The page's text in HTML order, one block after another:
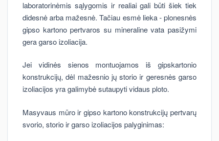
laboratorinėmis sąlygomis ir realiai gali būti šiek tiek
didesnė arba mažesnė. Tačiau esmė lieka - plonesnės
gipso kartono pertvaros su mineraline vata pasižymi
gera garso izoliacija.
Jei vidinės sienos montuojamos iš gipskartonio
konstrukcijų, dėl mažesnio jų storio ir geresnės garso
izoliacijos yra galimybė sutaupyti vidaus ploto.
Masyvaus mūro ir gipso kartono konstrukcijų pertvarų
svorio, storio ir garso izoliacijos palyginimas: